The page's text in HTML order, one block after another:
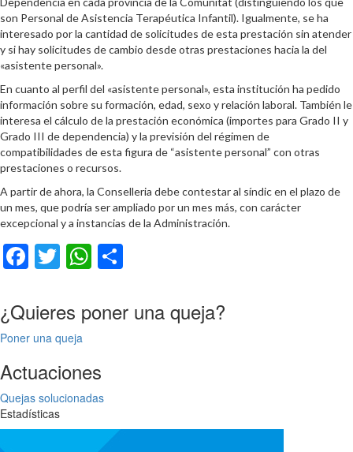
son Personal de Asistencia Terapéutica Infantil). Igualmente, se ha
interesado por la cantidad de solicitudes de esta prestación sin atender
y si hay solicitudes de cambio desde otras prestaciones hacia la del
«asistente personal».
En cuanto al perfil del «asistente personal», esta institución ha pedido
información sobre su formación, edad, sexo y relación laboral. También le
interesa el cálculo de la prestación económica (importes para Grado II y
Grado III de dependencia) y la previsión del régimen de
compatibilidades de esta figura de “asistente personal” con otras
prestaciones o recursos.
A partir de ahora, la Conselleria debe contestar al síndic en el plazo de
un mes, que podría ser ampliado por un mes más, con carácter
excepcional y a instancias de la Administración.
Facebook
TwitterWhatsApp
¿Quieres poner una queja?
Poner una queja
Actuaciones
Quejas solucionadas
Estadísticas